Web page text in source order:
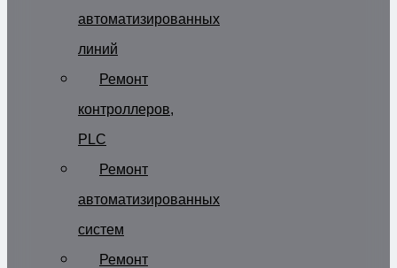
автоматизированных
линий
Ремонт
контроллеров,
PLC
Ремонт
автоматизированных
систем
Ремонт